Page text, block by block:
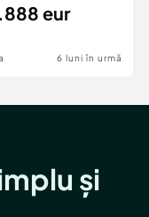
Mega
eur
6 luni în urmă
și